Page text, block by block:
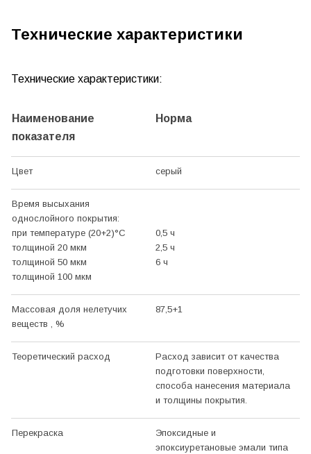
Технические характеристики
Технические характеристики:
Наименование
показателя
Норма
Цвет серый
Время высыхания
однослойного покрытия:
при температуре (20+2)°С
толщиной 20 мкм
толщиной 50 мкм
толщиной 100 мкм
0,5 ч
2,5 ч
6 ч
Массовая доля нелетучих
веществ , %
87,5+1
Теоретический расход
Расход зависит от качества
подготовки поверхности,
способа нанесения материала
и толщины покрытия.
Перекраска
Эпоксидные и
эпоксиуретановые эмали типа